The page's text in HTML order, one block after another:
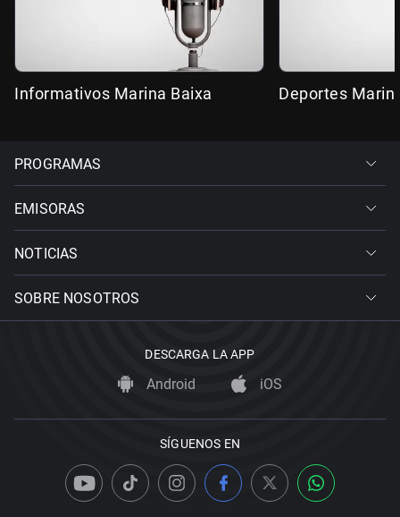
Informativos Marina Baixa Deportes
PROGRAMAS
EMISORAS
NOTICIAS
SOBRE NOSOTROS
DESCARGA LA APP
Android iOS
SÍGUENOS EN